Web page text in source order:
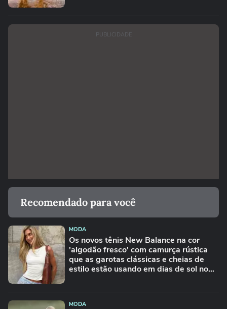
PUBLICIDADE
Recomendado para você
MODA
Os novos tênis New Balance na cor
'algodão fresco' com camurça rústica
que as garotas clássicas e cheias de
estilo estão usando em dias de sol no
MODA